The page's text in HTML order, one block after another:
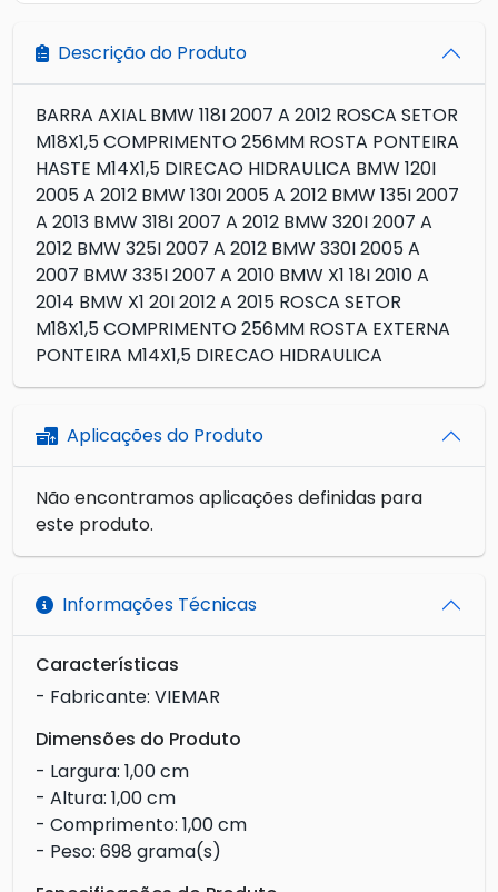
Descrição do Produto
BARRA AXIAL BMW 118I 2007 A 2012 ROSCA SETOR
M18X1,5 COMPRIMENTO 256MM ROSTA PONTEIRA
HASTE M14X1,5 DIRECAO HIDRAULICA BMW 120I
2005 A 2012 BMW 130I 2005 A 2012 BMW 135I 2007
A 2013 BMW 318I 2007 A 2012 BMW 320I 2007 A
2012 BMW 325I 2007 A 2012 BMW 330I 2005 A
2007 BMW 335I 2007 A 2010 BMW X1 18I 2010 A
2014 BMW X1 20I 2012 A 2015 ROSCA SETOR
M18X1,5 COMPRIMENTO 256MM ROSTA EXTERNA
PONTEIRA M14X1,5 DIRECAO HIDRAULICA
Aplicações do Produto
Não encontramos aplicações definidas para
este produto.
Informações Técnicas
Características
- Fabricante: VIEMAR
Dimensões do Produto
- Largura: 1,00 cm
- Altura: 1,00 cm
- Comprimento: 1,00 cm
- Peso: 698 grama(s)